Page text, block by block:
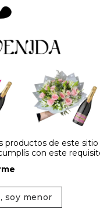
productos de este
con este